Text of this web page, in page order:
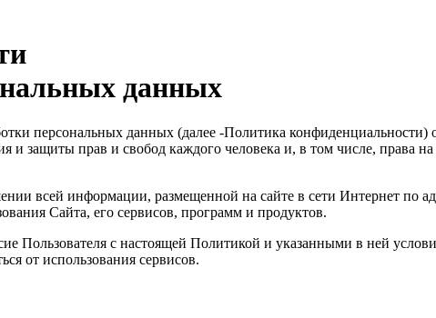
данных
персональных данных (далее -Политика конфиденциальности)
защиты прав и свобод каждого человека и, в том числе, права
всей информации, размещенной на сайте в сети Интернет по
Сайта, его сервисов, программ и продуктов.
Пользователя с настоящей Политикой и указанными в ней
от использования сервисов.